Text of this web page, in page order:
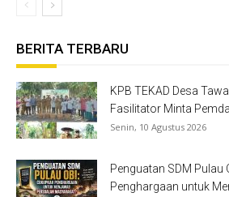
BERITA TERBARU
KPB TEKAD Desa
Fasilitator Minta Pemda
Senin, 10 Agustus 2026
Penguatan SDM Pulau
Penghargaan untuk